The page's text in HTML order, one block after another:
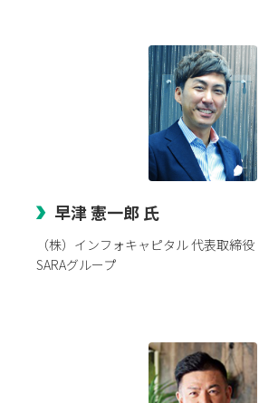
早津 憲一郎 氏
（株）インフォキャピタル 代表取締
SARAグループ